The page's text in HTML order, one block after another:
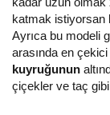
katmak istiyorsan
Ayrıca bu modeli
arasında en
kuyruğunun
çiçekler ve taç